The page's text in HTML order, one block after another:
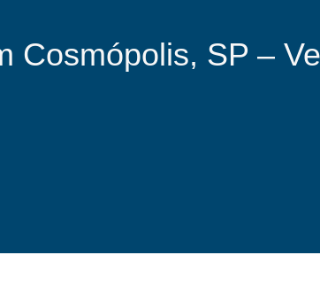
Cosmópolis, SP –